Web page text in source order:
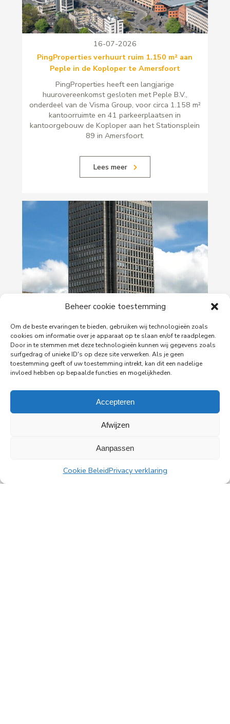
Beheer cookie toestemming
Om de beste ervaringen te bieden, gebruiken wij technologieën zoals
cookies om informatie over je apparaat op te slaan en/of te raadplegen.
Door in te stemmen met deze technologieën kunnen wij gegevens zoals
surfgedrag of unieke ID's op deze site verwerken. Als je geen
toestemming geeft of uw toestemming intrekt, kan dit een nadelige
invloed hebben op bepaalde functies en mogelijkheden.
Accepteren
Afwijzen
Aanpassen
Cookie BeleidPrivacy verklaring
16-07-2026
PingProperties verhuurt ruim 1.150 m² aan
Peple in de Koploper te Amersfoort
PingProperties heeft een langjarige
huurovereenkomst gesloten met Peple B.V.,
onderdeel van de Visma Group, voor circa 1.158 m²
kantoorruimte en 41 parkeerplaatsen in
kantoorgebouw de Koploper aan het Stationsplein
89 in Amersfoort.
Lees meer
29-06-2026
de Rembrandttoren in Amsterdam
PingProperties heeft haar hoofdkantoor gevestigd
in de Rembrandttoren (Rembrandt Tower), het
iconische gebouw aan het Amstelplein in
Amsterdam.
Lees meer
Alle nieuwsberichten